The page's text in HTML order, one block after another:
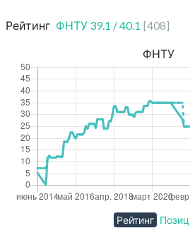
Рейтинг ФНТУ 39.1 /40.1 [408]
ФНТУ
Рейтинг